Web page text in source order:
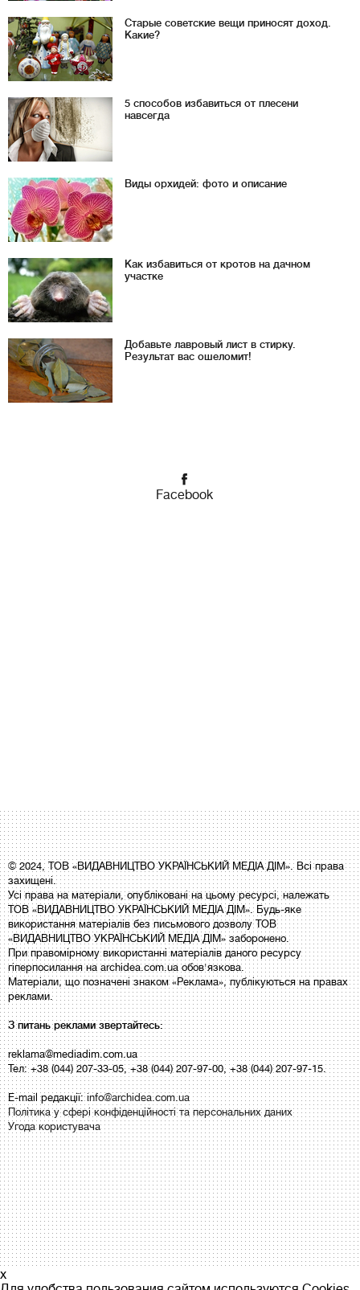
Старые советские вещи приносят доход.
Какие?
5 способов избавиться от плесени
навсегда
Виды орхидей: фото и описание
Как избавиться от кротов на дачном
участке
Добавьте лавровый лист в стирку.
Результат вас ошеломит!
Facebook
© 2024, ТОВ «ВИДАВНИЦТВО УКРАЇНСЬКИЙ МЕДІА ДІМ». Всі права
захищені.
Усі права на матеріали, опубліковані на цьому ресурсі, належать
ТОВ «ВИДАВНИЦТВО УКРАЇНСЬКИЙ МЕДІА ДІМ». Будь-яке
використання матеріалів без письмового дозволу ТОВ
«ВИДАВНИЦТВО УКРАЇНСЬКИЙ МЕДІА ДІМ» заборонено.
При правомірному використанні матеріалів даного ресурсу
гіперпосилання на archidea.com.ua обов'язкова.
Матеріали, що позначені знаком «Реклама», публікуються на правах
реклами.
З питань реклами звертайтесь:
reklama@mediadim.com.ua
Тел: +38 (044) 207-33-05, +38 (044) 207-97-00, +38 (044) 207-97-15.
E-mail редакції:info@archidea.com.ua
Політика у сфері конфіденційності та персональних даних
Угода користувача
x